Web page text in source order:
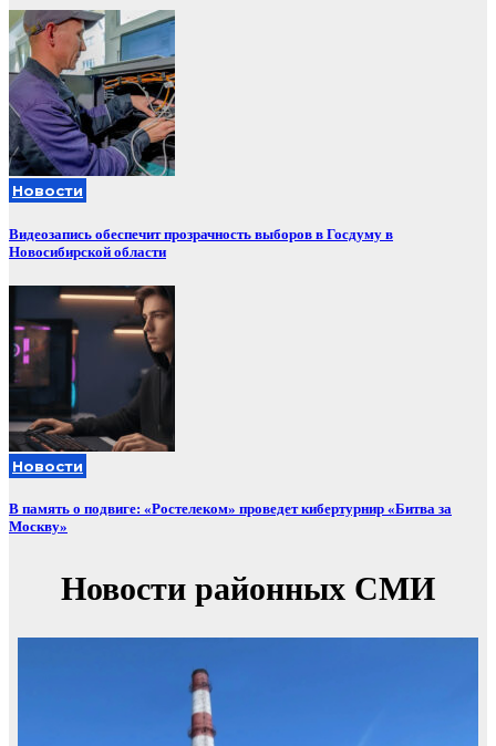
Новости
Видеозапись обеспечит прозрачность выборов в Госдуму в
Новосибирской области
Новости
В память о подвиге: «Ростелеком» проведет кибертурнир «Битва за
Москву»